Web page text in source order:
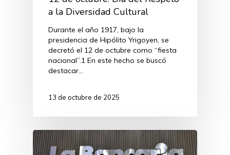
a la Diversidad Cultural
Durante el año 1917, bajo la
presidencia de Hipólito Yrigoyen, se
decretó el 12 de octubre como “fiesta
nacional”.1 En este hecho se buscó
destacar…
13 de octubre de 2025